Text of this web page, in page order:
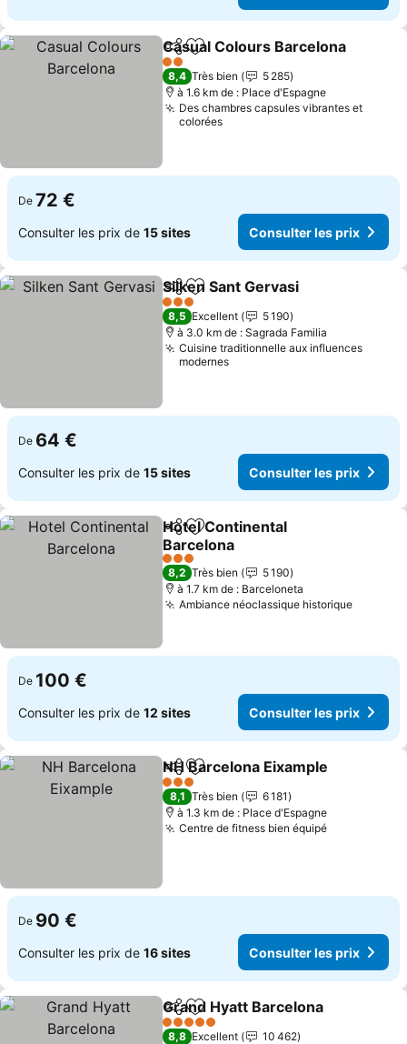
PartagerAjouter à mes favoris
Casual Colours Barcelona
2 Étoiles
8,4 Très bien
5 285
à 1.6 km de : Place d'Espagne
Des chambres capsules vibrantes et
colorées
De 72 €
Consulter les prix de 15 sites Consulter les prix
PartagerAjouter à mes favoris
Silken Sant Gervasi
3 Étoiles
8,5 Excellent
5 190
à 3.0 km de : Sagrada Familia
Cuisine traditionnelle aux influences
modernes
De 64 €
Consulter les prix de 15 sites Consulter les prix
PartagerAjouter à mes favoris
Hotel Continental
Barcelona
3 Étoiles
8,2 Très bien
5 190
à 1.7 km de : Barceloneta
Ambiance néoclassique historique
De 100 €
Consulter les prix de 12 sites Consulter les prix
PartagerAjouter à mes favoris
NH Barcelona Eixample
3 Étoiles
8,1 Très bien
6 181
à 1.3 km de : Place d'Espagne
Centre de fitness bien équipé
De 90 €
Consulter les prix de 16 sites Consulter les prix
PartagerAjouter à mes favoris
Grand Hyatt Barcelona
5 Étoiles
8,8 Excellent
10 462